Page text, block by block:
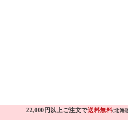
22,000円以上ご注文で送料無料(北海